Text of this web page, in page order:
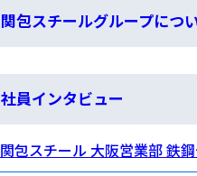
関包スチールグループにつ
社員インタビュー
関包スチール 大阪営業部 鉄